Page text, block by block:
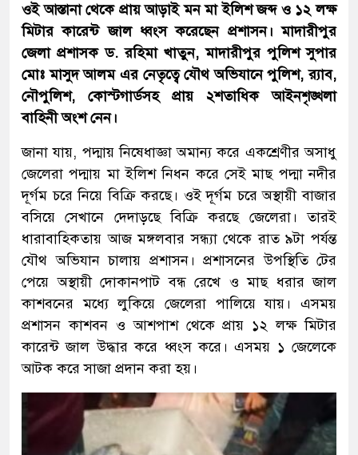
ওই আস্তানা থেকে প্রায় আড়াই মন মা ইলিশ জব্দ ও ১২ লক্ষ
মিটার কারেন্ট জাল ধ্বংস করেছেন প্রশাসন। মাদারীপুর
জেলা প্রশাসক ড. রহিমা খাতুন, মাদারীপুর পুলিশ সুপার
মোঃ মাসুদ আলম এর নেতৃত্বে যৌথ অভিযানে পুলিশ, র‌্যাব,
নৌপুলিশ, কোস্টগার্ডসহ প্রায় ২শতাধিক আইনশৃঙ্খলা
বাহিনী অংশ নেন।
জানা যায়, পদ্মায় নিষেধাজ্ঞা অমান্য করে একশ্রেণীর অসাধু
জেলেরা পদ্মায় মা ইলিশ নিধন করে সেই মাছ পদ্মা নদীর
দূর্গম চরে নিয়ে বিক্রি করছে। ওই দূর্গম চরে অস্থায়ী বাজার
বসিয়ে সেখানে দেদাড়ছে বিক্রি করছে জেলেরা। তারই
ধারাবাহিকতায় আজ মঙ্গলবার সন্ধ্যা থেকে রাত ৯টা পর্যন্ত
যৌথ অভিযান চালায় প্রশাসন। প্রশাসনের উপস্থিতি টের
পেয়ে অস্থায়ী দোকানপাট বন্ধ রেখে ও মাছ ধরার জাল
কাশবনের মধ্যে লুকিয়ে জেলেরা পালিয়ে যায়। এসময়
প্রশাসন কাশবন ও আশপাশ থেকে প্রায় ১২ লক্ষ মিটার
কারেন্ট জাল উদ্ধার করে ধ্বংস করে। এসময় ১ জেলেকে
আটক করে সাজা প্রদান করা হয়।